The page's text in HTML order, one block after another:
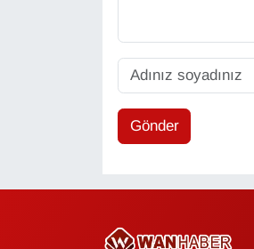
Gönder